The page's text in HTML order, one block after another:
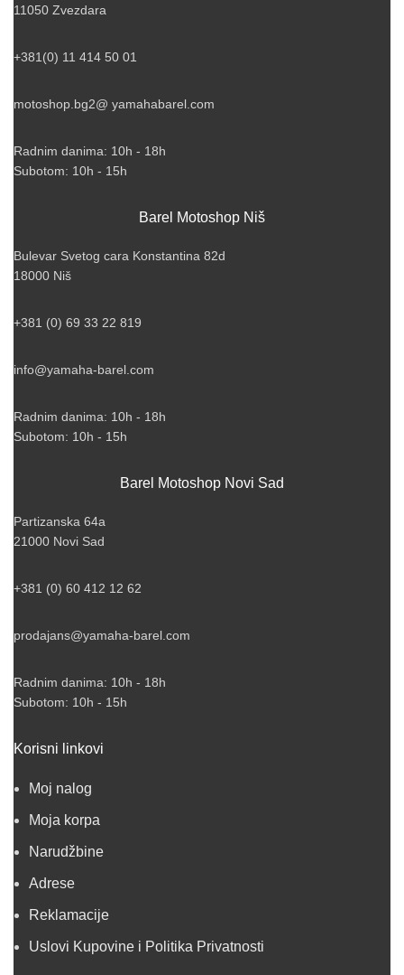
11050 Zvezdara
+381(0) 11 414 50 01
motoshop.bg2@ yamahabarel.com
Radnim danima: 10h - 18h
Subotom: 10h - 15h
Barel Motoshop Niš
Bulevar Svetog cara Konstantina 82d
18000 Niš
+381 (0) 69 33 22 819
info@yamaha-barel.com
Radnim danima: 10h - 18h
Subotom: 10h - 15h
Barel Motoshop Novi Sad
Partizanska 64a
21000 Novi Sad
+381 (0) 60 412 12 62
prodajans@yamaha-barel.com
Radnim danima: 10h - 18h
Subotom: 10h - 15h
Korisni linkovi
Moj nalog
Moja korpa
Narudžbine
Adrese
Reklamacije
Uslovi Kupovine i Politika Privatnosti